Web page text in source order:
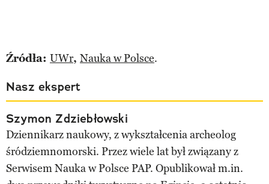
Źródła: UWr, Nauka w Polsce.
Nasz ekspert
Szymon Zdziebłowski
Dziennikarz naukowy, z wykształcenia archeolog
śródziemnomorski. Przez wiele lat był związany z
Serwisem Nauka w Polsce PAP. Opublikował m.in.